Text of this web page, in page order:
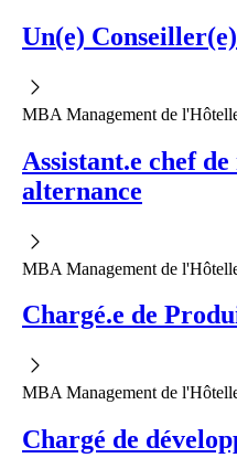
Un(e)
MBA Management de
Assistant.e chef
alternance
MBA Management de
Chargé.e de
MBA Management de
Chargé de